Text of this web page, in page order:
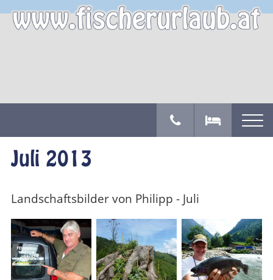
Juli 2013
Landschaftsbilder von Philipp - Juli